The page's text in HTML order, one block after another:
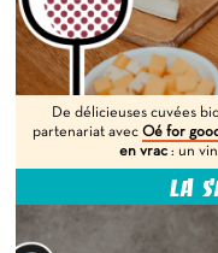
De délicieuses cuvées
partenariat avec Oé for
en vrac: un vin
LA